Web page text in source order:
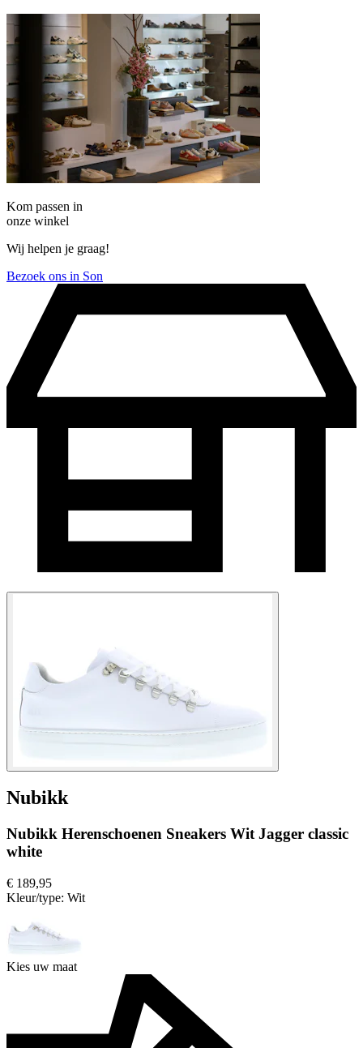
Kom passen in
onze winkel
Wij helpen je graag!
Bezoek ons in Son
Nubikk
Nubikk Herenschoenen Sneakers Wit Jagger classic
white
€ 189,95
Kleur/type: Wit
Kies uw maat